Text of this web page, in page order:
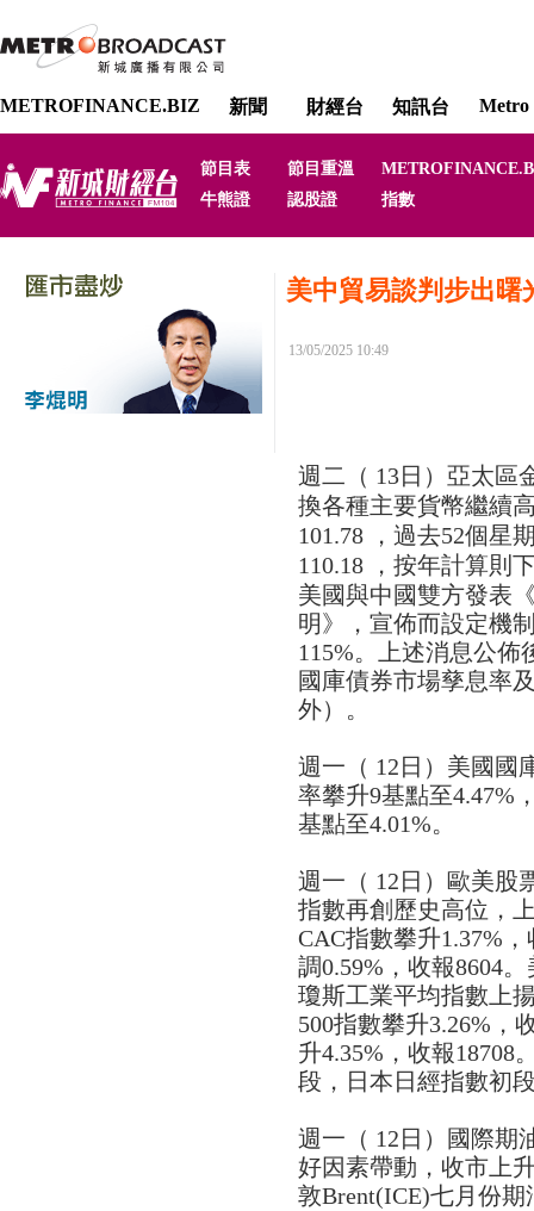
METROFINANCE.BIZ 新聞 財經台 知訊台 Metro
節目表 節目重溫
牛熊證
認股證 指數
美中貿易談判步出曙
13/05/2025 10:49
週二（ 13日）亞太區
換各種主要貨幣繼續
101.78 ，過去52個星
110.18 ，按年計算則
美國與中國雙方發表
明》，宣佈而設定機
115%。上述消息公佈
國庫債券市場孳息率
外）。
週一（ 12日）美國國
率攀升9基點至4.47%
基點至4.01%。
週一（ 12日）歐美股
指數再創歷史高位，
CAC指數攀升1.37%
調0.59%，收報8604
瓊斯工業平均指數上
500指數攀升3.26%，
升4.35%，收報18708
段，日本日經指數初
週一（ 12日）國際期
好因素帶動，收市上
敦Brent(ICE)七月份期